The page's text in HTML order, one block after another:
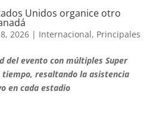
Unidos organice otro
2026 | Internacional, Principales
del evento con múltiples Super
resaltando la asistencia
en cada estadio